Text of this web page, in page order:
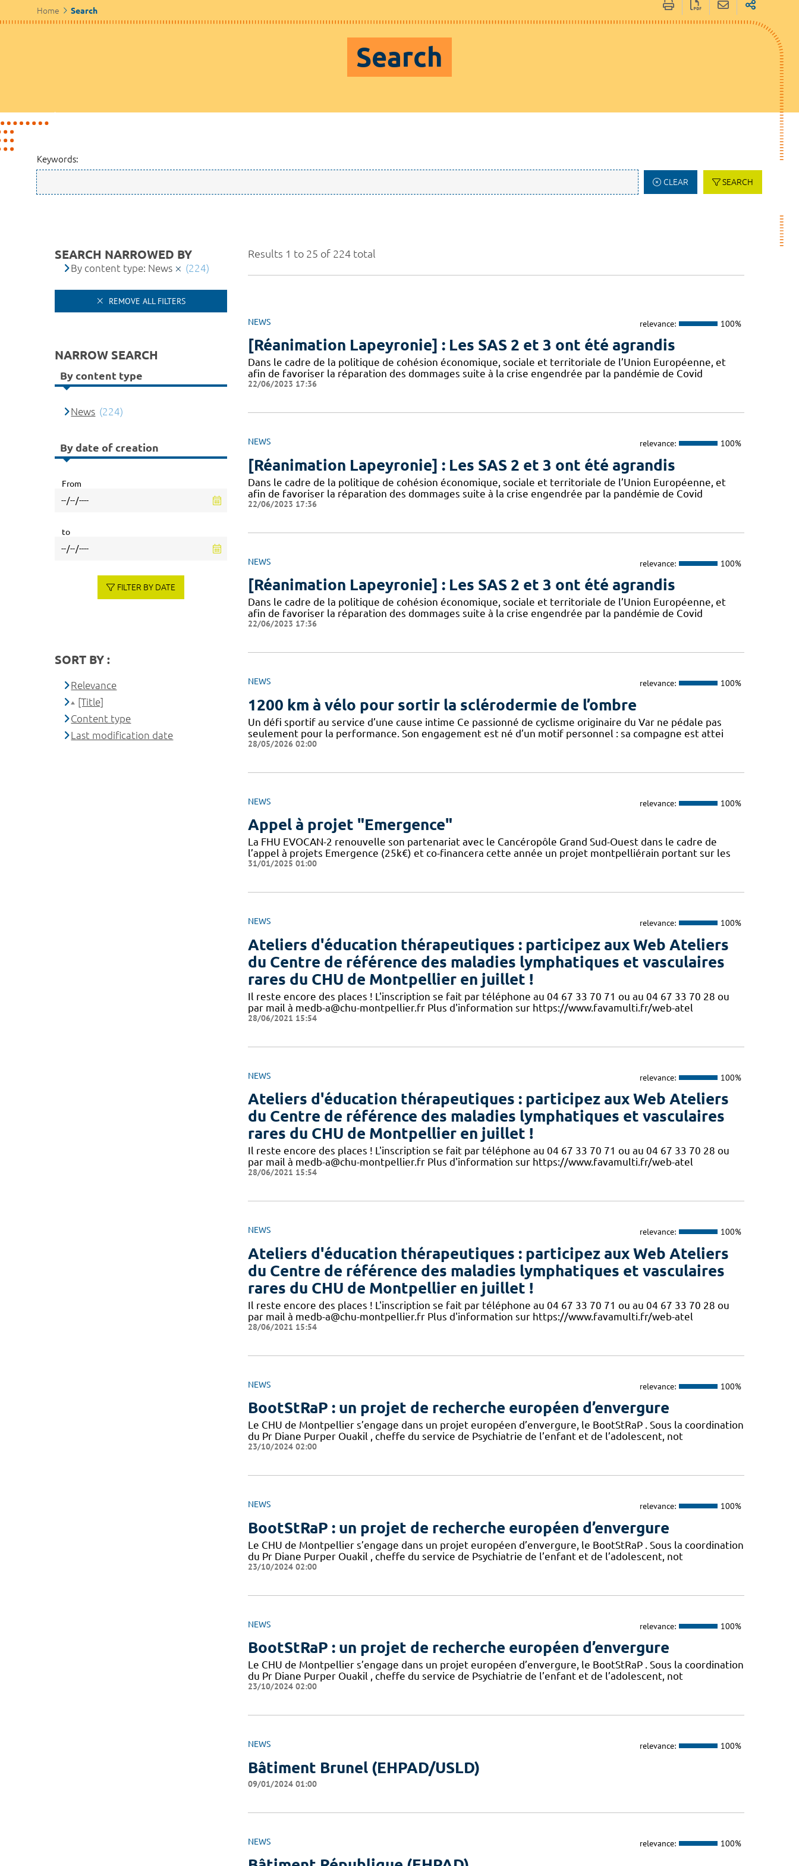
Home Search
Search
Keywords:
CLEAR SEARCH
Results 1 to 25 of 224 total
NEWS relevance: 100%
[Réanimation Lapeyronie] : Les SAS 2 et 3 ont été agrandis
Dans le cadre de la politique de cohésion économique, sociale et territoriale de l’Union Européenne, et
afin de favoriser la réparation des dommages suite à la crise engendrée par la pandémie de Covid
22/06/2023 17:36
NEWS relevance: 100%
[Réanimation Lapeyronie] : Les SAS 2 et 3 ont été agrandis
Dans le cadre de la politique de cohésion économique, sociale et territoriale de l’Union Européenne, et
afin de favoriser la réparation des dommages suite à la crise engendrée par la pandémie de Covid
22/06/2023 17:36
NEWS relevance: 100%
[Réanimation Lapeyronie] : Les SAS 2 et 3 ont été agrandis
Dans le cadre de la politique de cohésion économique, sociale et territoriale de l’Union Européenne, et
afin de favoriser la réparation des dommages suite à la crise engendrée par la pandémie de Covid
22/06/2023 17:36
NEWS relevance: 100%
1200 km à vélo pour sortir la sclérodermie de l’ombre
Un défi sportif au service d’une cause intime Ce passionné de cyclisme originaire du Var ne pédale pas
seulement pour la performance. Son engagement est né d’un motif personnel : sa compagne est attei
28/05/2026 02:00
NEWS relevance: 100%
Appel à projet "Emergence"
La FHU EVOCAN-2 renouvelle son partenariat avec le Cancéropôle Grand Sud-Ouest dans le cadre de
l’appel à projets Emergence (25k€) et co-financera cette année un projet montpelliérain portant sur les
31/01/2025 01:00
NEWS relevance: 100%
Ateliers d'éducation thérapeutiques : participez aux Web Ateliers
du Centre de référence des maladies lymphatiques et vasculaires
rares du CHU de Montpellier en juillet !
Il reste encore des places ! L'inscription se fait par téléphone au 04 67 33 70 71 ou au 04 67 33 70 28 ou
par mail à medb-a@chu-montpellier.fr Plus d'information sur https://www.favamulti.fr/web-atel
28/06/2021 15:54
NEWS relevance: 100%
Ateliers d'éducation thérapeutiques : participez aux Web Ateliers
du Centre de référence des maladies lymphatiques et vasculaires
rares du CHU de Montpellier en juillet !
Il reste encore des places ! L'inscription se fait par téléphone au 04 67 33 70 71 ou au 04 67 33 70 28 ou
par mail à medb-a@chu-montpellier.fr Plus d'information sur https://www.favamulti.fr/web-atel
28/06/2021 15:54
NEWS relevance: 100%
Ateliers d'éducation thérapeutiques : participez aux Web Ateliers
du Centre de référence des maladies lymphatiques et vasculaires
rares du CHU de Montpellier en juillet !
Il reste encore des places ! L'inscription se fait par téléphone au 04 67 33 70 71 ou au 04 67 33 70 28 ou
par mail à medb-a@chu-montpellier.fr Plus d'information sur https://www.favamulti.fr/web-atel
28/06/2021 15:54
NEWS relevance: 100%
BootStRaP : un projet de recherche européen d’envergure
Le CHU de Montpellier s’engage dans un projet européen d’envergure, le BootStRaP . Sous la coordination
du Pr Diane Purper Ouakil , cheffe du service de Psychiatrie de l’enfant et de l’adolescent, not
23/10/2024 02:00
NEWS relevance: 100%
BootStRaP : un projet de recherche européen d’envergure
Le CHU de Montpellier s’engage dans un projet européen d’envergure, le BootStRaP . Sous la coordination
du Pr Diane Purper Ouakil , cheffe du service de Psychiatrie de l’enfant et de l’adolescent, not
23/10/2024 02:00
NEWS relevance: 100%
BootStRaP : un projet de recherche européen d’envergure
Le CHU de Montpellier s’engage dans un projet européen d’envergure, le BootStRaP . Sous la coordination
du Pr Diane Purper Ouakil , cheffe du service de Psychiatrie de l’enfant et de l’adolescent, not
23/10/2024 02:00
NEWS relevance: 100%
Bâtiment Brunel (EHPAD/USLD)
09/01/2024 01:00
NEWS relevance: 100%
SEARCH NARROWED BY
By content type: News (224)
REMOVE ALL FILTERS
NARROW SEARCH
By content type
News (224)
By date of creation
From
to
FILTER BY DATE
SORT BY :
Relevance
[Title]
Content type
Last modification date